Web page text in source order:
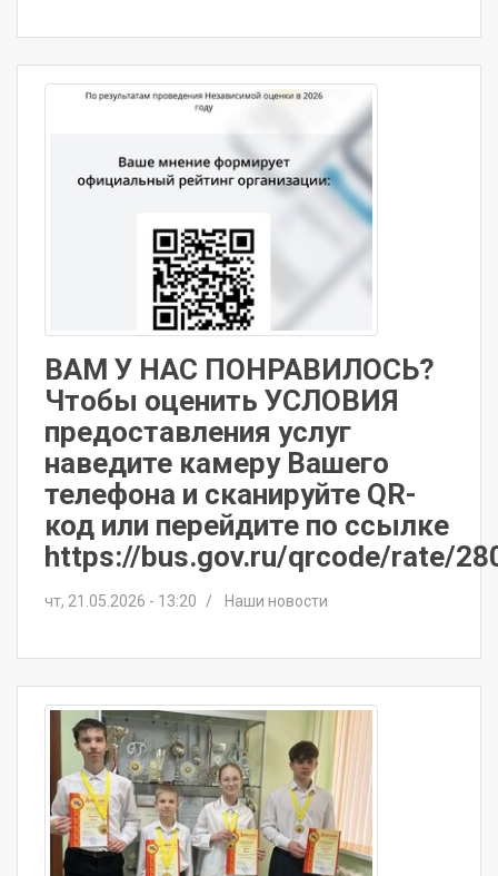
ВАМ У НАС ПОНРАВИЛОСЬ?
Чтобы оценить УСЛОВИЯ
предоставления услуг
наведите камеру Вашего
телефона и сканируйте QR-
код или перейдите по ссылке
https://bus.gov.ru/qrcode/rate/
чт, 21.05.2026 - 13:20 Наши новости